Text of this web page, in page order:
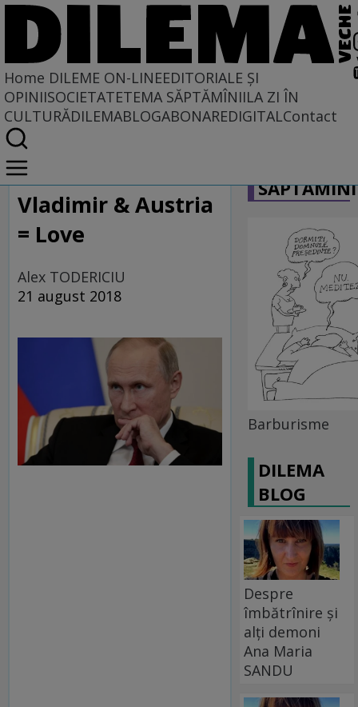
Home DILEME ON-LINEEDITORIALE ȘI
OPINIISOCIETATETEMA SĂPTĂMÎNIILA ZI ÎN
CULTURĂDILEMABLOGABONAREDIGITALContact
Home
Dileme on-line
Vladimir & Austria
= Love
Alex TODERICIU
21 august 2018
Barburisme
DILEMA
BLOG
Despre
îmbătrînire și
alți demoni
Ana Maria
SANDU